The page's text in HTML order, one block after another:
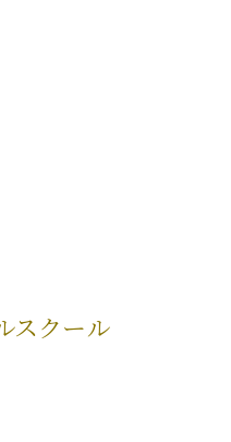
スクール